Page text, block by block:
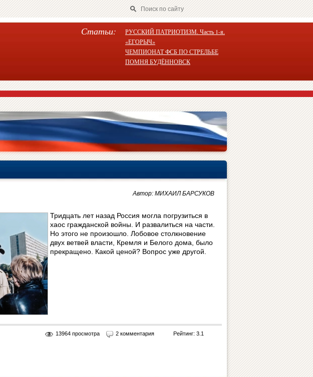
Статьи:
РУССКИЙ ПАТРИОТИЗМ. Часть 1-я.
«ЕГОРЫЧ»
ЧЕМПИОНАТ ФСБ ПО СТРЕЛЬБЕ
ПОМНЯ БУДЁННОВСК
Автор: МИХАИЛ БАРСУКОВ
Тридцать лет назад Россия могла погрузиться в
хаос гражданской войны. И развалиться на части.
Но этого не произошло. Лобовое столкновение
двух ветвей власти, Кремля и Белого дома, было
прекращено. Какой ценой? Вопрос уже другой.
13964 просмотра 2 комментария Рейтинг: 3.1